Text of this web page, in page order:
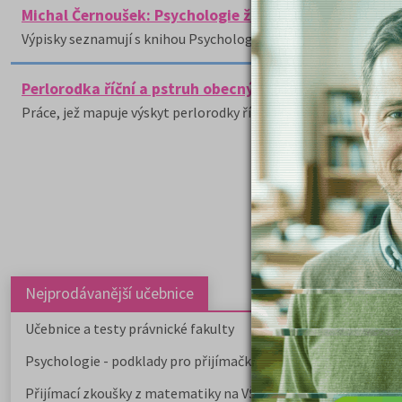
Michal Černoušek: Psychologie životního prostředí -
Výpisky seznamují s knihou Psychologie životního prostředí
Perlorodka říční a pstruh obecný na českých tocích
Práce, jež mapuje výskyt perlorodky říční a pstruha obecného
Nejprodávanější učebnice
Učebnice a testy právnické fakulty
Psychologie - podklady pro přijímačky
Přijímací zkoušky z matematiky na VŠE Praha